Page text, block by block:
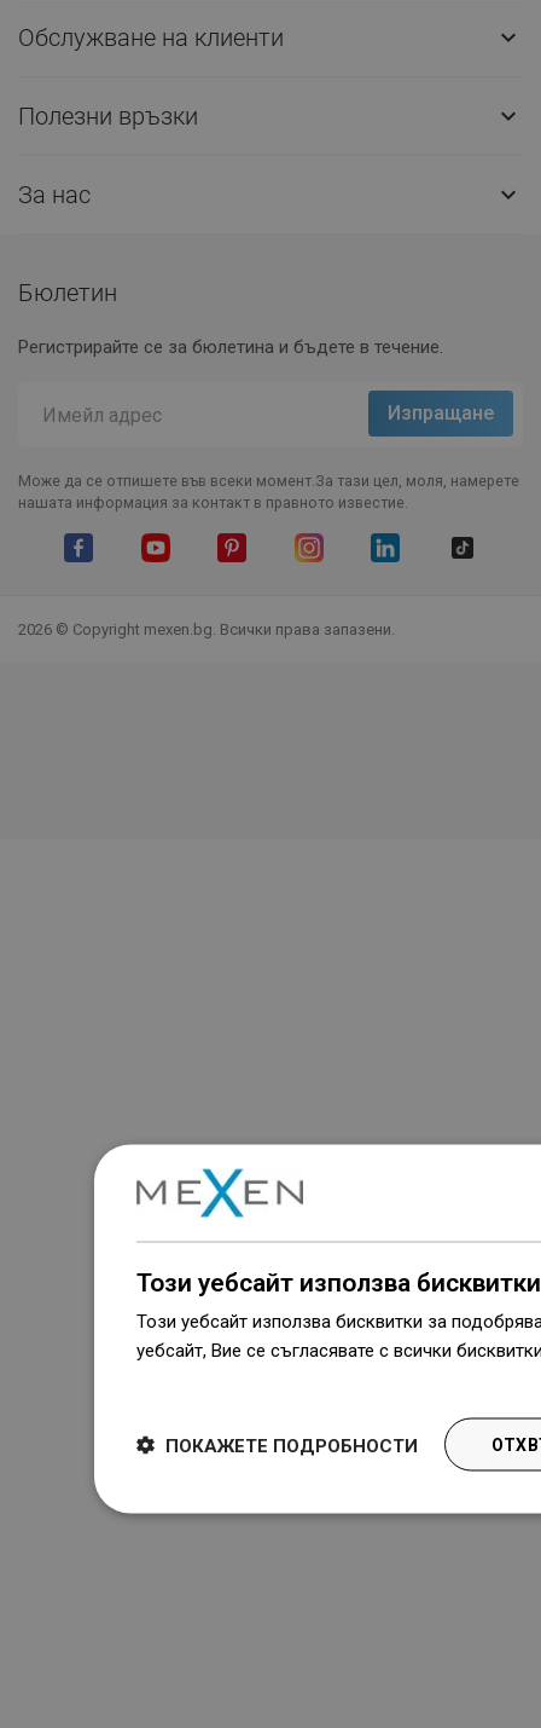
Обслужване на клиенти 
Полезни връзки 
За нас 
Бюлетин
Регистрирайте се за бюлетина и бъдете в течение.
Може да се отпишете във всеки момент.За тази цел, моля, намерете
нашата информация за контакт в правното известие.
2026 © Copyright mexen.bg. Всички права запазени.
Този уебсайт използва бисквитки
Този уебсайт използва бисквитки за
уебсайт, Вие се съгласявате с всички
ПОКАЖЕТЕ ПОДРОБНОСТИ